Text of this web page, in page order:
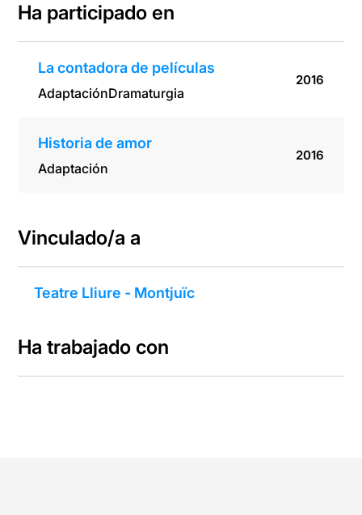
Ha participado en
La contadora de películas
AdaptaciónDramaturgia
2016
Historia de amor
Adaptación
2016
Vinculado/a a
Teatre Lliure - Montjuïc
Ha trabajado con